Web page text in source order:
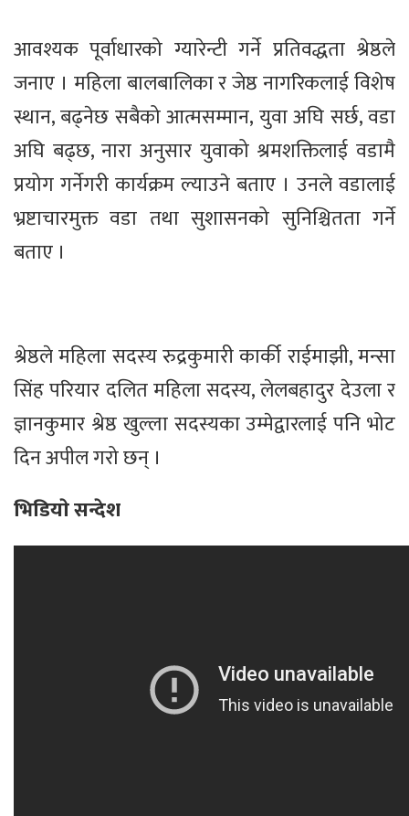
आवश्यक पूर्वाधारको ग्यारेन्टी गर्ने प्रतिवद्धता श्रेष्ठले
जनाए । महिला बालबालिका र जेष्ठ नागरिकलाई विशेष
स्थान, बढ्नेछ सबैको आत्मसम्मान, युवा अघि सर्छ, वडा
अघि बढ्छ, नारा अनुसार युवाको श्रमशक्तिलाई वडामै
प्रयोग गर्नेगरी कार्यक्रम ल्याउने बताए । उनले वडालाई
भ्रष्टाचारमुक्त वडा तथा सुशासनको सुनिश्चितता गर्ने
बताए ।
श्रेष्ठले महिला सदस्य रुद्रकुमारी कार्की राईमाझी, मन्सा
सिंह परियार दलित महिला सदस्य, लेलबहादुर देउला र
ज्ञानकुमार श्रेष्ठ खुल्ला सदस्यका उम्मेद्वारलाई पनि भोट
दिन अपील गरो छन् ।
भिडियाे सन्देश